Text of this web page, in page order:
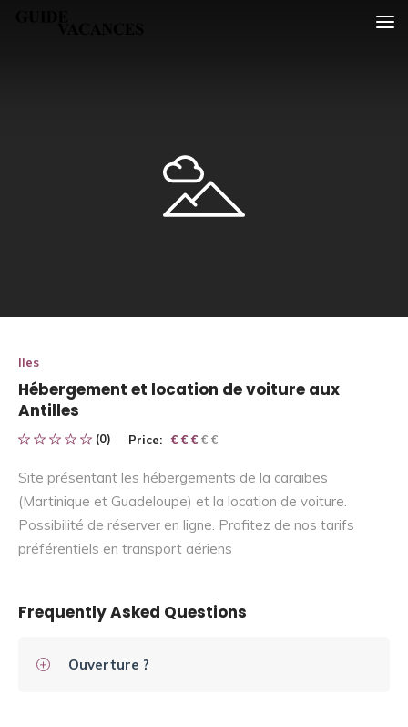
Iles
Hébergement et location de voiture aux
Antilles
(0) Price: € € € € €
€ € €
Site présentant les hébergements de la caraibes
(Martinique et Guadeloupe) et la location de voiture.
Possibilité de réserver en ligne. Profitez de nos tarifs
préférentiels en transport aériens
Frequently Asked Questions
Ouverture ?